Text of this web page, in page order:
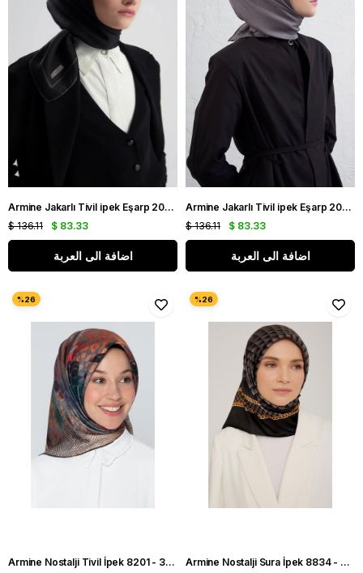
Armine Jakarlı Tivil ipek Eşarp 2004 - 20 Siyah Puantiye Desen
$ 83.33
$ 136.11
اضافة الى العربة
Armine Jakarlı Tivil ipek Eşarp 2004 - 23 Füme Puantiye Desen
$ 83.33
$ 136.11
اضافة الى العربة
Armine Nostalji Tivil İpek 8201 - 31 Krem,Turuncu
Armine Nostalji Sura İpek 8834 - 32 Siyah -Gold Karışık Desen